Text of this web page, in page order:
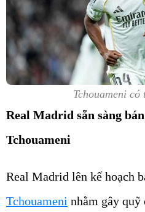
Tchouameni
Real Madrid sẵn sàng
Tchouameni
Real Madrid lên kế hoạch
Tchouameni nhằm gây quỹ